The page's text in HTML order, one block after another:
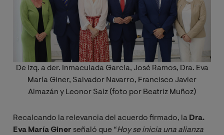
De izq. a der. Inmaculada García, José Ramos, Dra. Eva
María Giner, Salvador Navarro, Francisco Javier
Almazán y Leonor Saiz (foto por Beatriz Muñoz)
Recalcando la relevancia del acuerdo firmado, la Dra.
Eva María Giner señaló que “Hoy se inicia una alianza